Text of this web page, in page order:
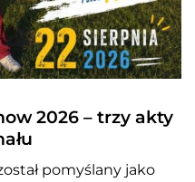
2026 – trzy akty
pomyślany jako